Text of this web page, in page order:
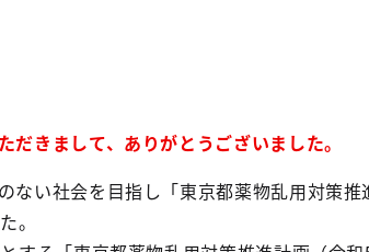
きまして、ありがとうございました。
ない社会を目指し「東京都薬物乱用対策推
。